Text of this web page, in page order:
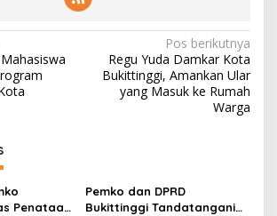
Pos berikutnya
Regu Yuda Damkar Kota
Bukittinggi, Amankan Ular
yang Masuk ke Rumah
Warga
Penataan
Pemko dan DPRD
Bukittinggi Tandatangani